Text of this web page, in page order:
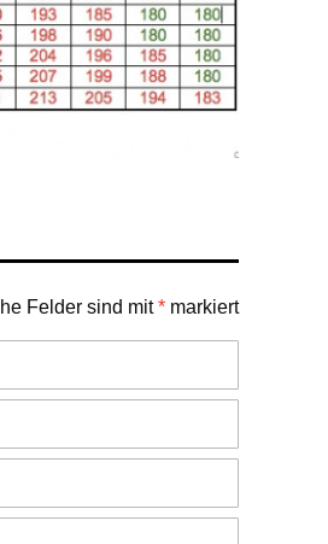
Felder sind mit* markiert